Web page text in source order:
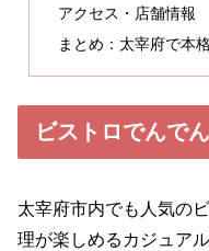
アクセス・店舗情報
まとめ：太宰府で本
ビストロでんで
太宰府市内でも人気の
理が楽しめるカジュアル